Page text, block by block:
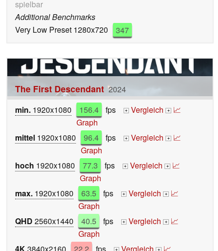
spielbar
Additional Benchmarks
Very Low Preset 1280x720
347
The First Descendant 2024
min. 1920x1080 156.4 fps + Vergleich + 📈
Graph
mittel 1920x1080 96.4 fps + Vergleich + 📈
Graph
hoch 1920x1080 77.3 fps + Vergleich + 📈
Graph
max. 1920x1080 63.5 fps + Vergleich + 📈
Graph
QHD 2560x1440 40.5 fps + Vergleich + 📈
Graph
4K 3840x2160 22.2 fps + Vergleich + 📈